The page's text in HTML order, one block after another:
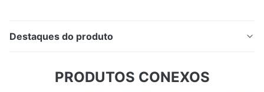
Destaques do produto
de Q355B para engenharia mecânica e aplicações
PRODUTOS CONEXOS